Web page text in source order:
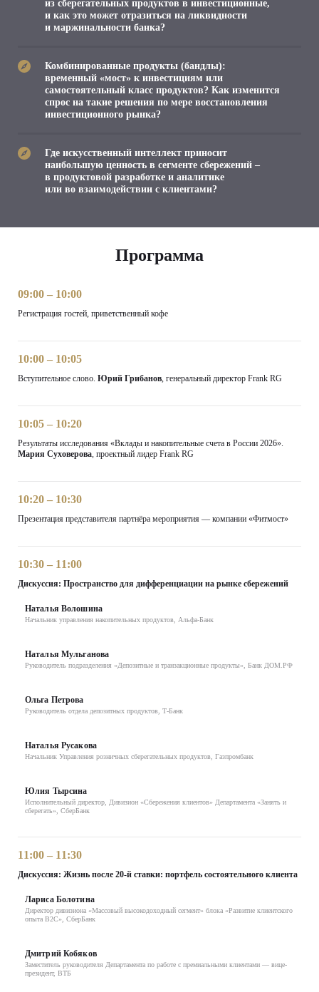
из сберегательных продуктов в инвестиционные,
и как это может отразиться на ликвидности
и маржинальности банка?
Комбинированные продукты (бандлы):
временный «мост» к инвестициям или
самостоятельный класс продуктов? Как изменится
спрос на такие решения по мере восстановления
инвестиционного рынка?
Где искусственный интеллект приносит
наибольшую ценность в сегменте сбережений –
в продуктовой разработке и аналитике
или во взаимодействии с клиентами?
Программа
09:00 – 10:00
Регистрация гостей, приветственный кофе
10:00 – 10:05
Вступительное слово. Юрий Грибанов, генеральный директор Frank RG
10:05 – 10:20
Результаты исследования «Вклады и накопительные счета в России 2026».
Мария Суховерова, проектный лидер Frank RG
10:20 – 10:30
Презентация представителя партнёра мероприятия — компании «Фитмост»
10:30 – 11:00
Дискуссия: Пространство для дифференциации на рынке сбережений
Наталья Волошина
Начальник управления накопительных продуктов, Альфа-Банк
Наталья Мульганова
Руководитель подразделения «Депозитные и транзакционные продукты», Банк ДОМ.РФ
Ольга Петрова
Руководитель отдела депозитных продуктов, Т-Банк
Наталья Русакова
Начальник Управления розничных сберегательных продуктов, Газпромбанк
Юлия Тырсина
Исполнительный директор, Дивизион «Сбережения клиентов» Департамента «Занять и
сберегать», СберБанк
11:00 – 11:30
Дискуссия: Жизнь после 20-й ставки: портфель состоятельного клиента
Лариса Болотина
Директор дивизиона «Массовый высокодоходный сегмент» блока «Развитие клиентского
опыта В2С», СберБанк
Дмитрий Кобяков
Заместитель руководителя Департамента по работе с премиальными клиентами — вице-
президент, ВТБ